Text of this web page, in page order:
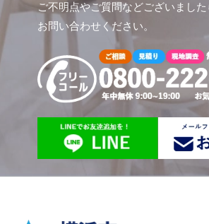
ご不明点やご質問などございまし
お問い合わせください。